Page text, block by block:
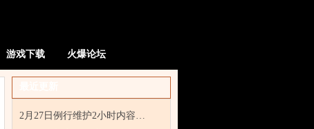
游戏下载 火爆论坛
2月27日例行维护2小时内容…